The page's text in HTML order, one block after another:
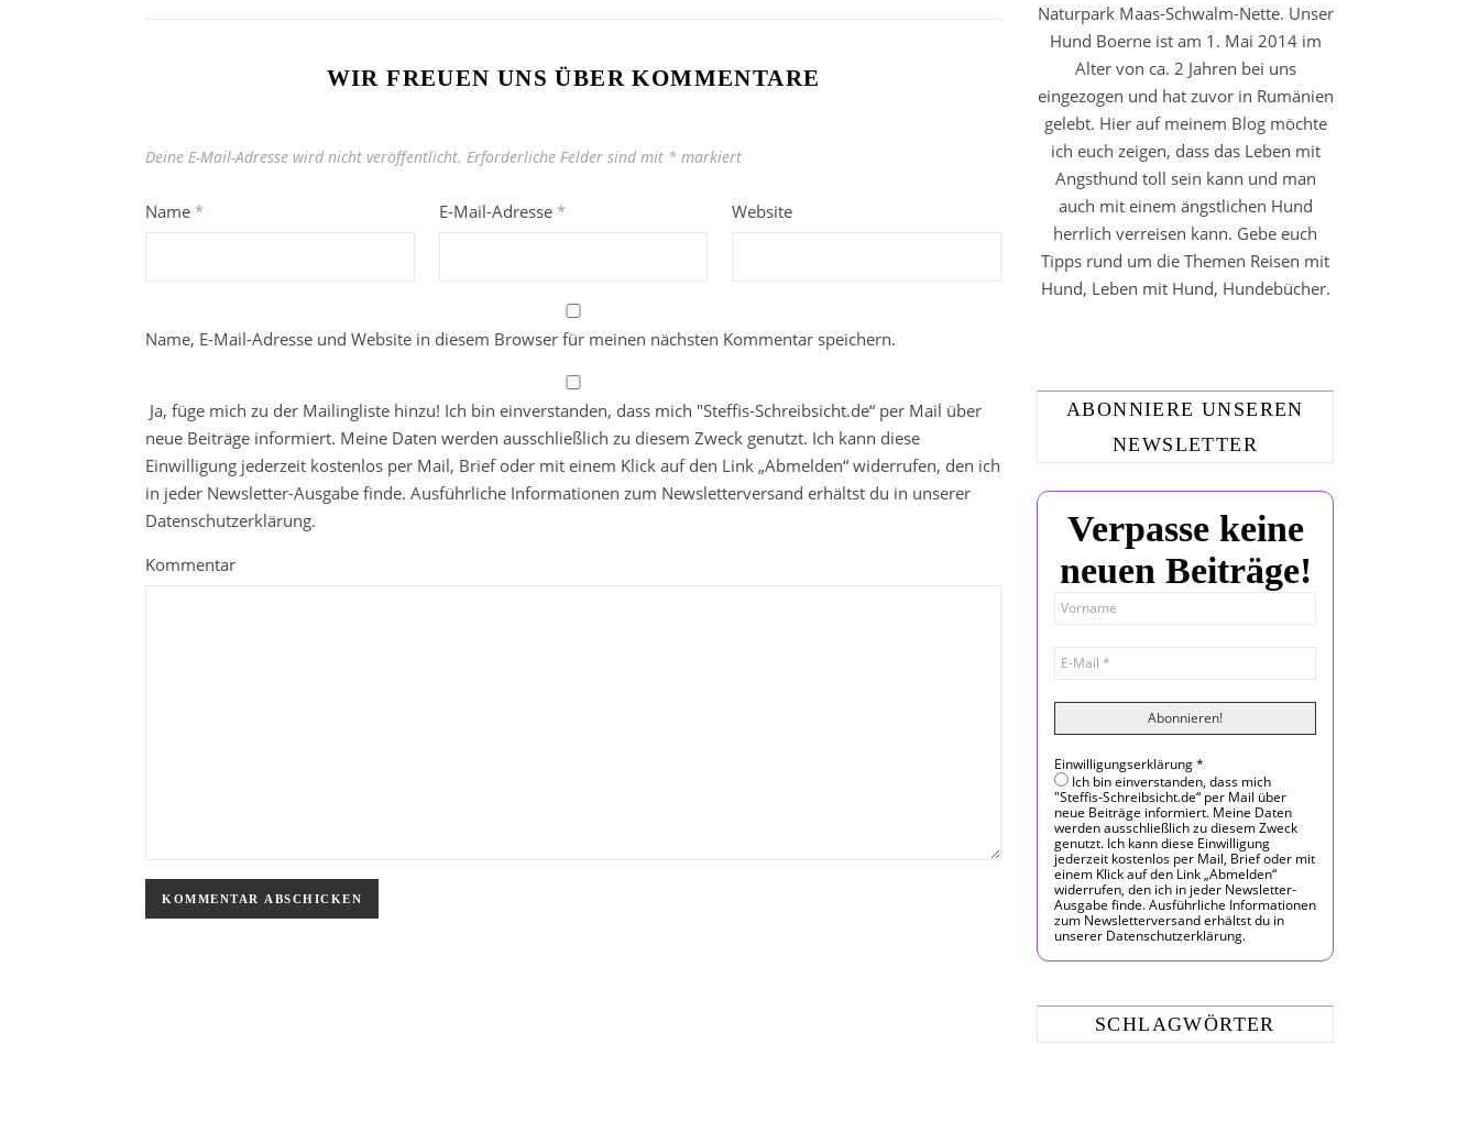
WIR FREUEN UNS ÜBER KOMMENTARE
Deine E-Mail-Adresse wird nicht veröffentlicht. Erforderliche Felder sind mit * markiert
Name * E-Mail-Adresse * Website
Name, E-Mail-Adresse und Website in diesem Browser für meinen nächsten Kommentar speichern.
Ja, füge mich zu der Mailingliste hinzu! Ich bin einverstanden, dass mich "Steffis-Schreibsicht.de“ per Mail über
neue Beiträge informiert. Meine Daten werden ausschließlich zu diesem Zweck genutzt. Ich kann diese
Einwilligung jederzeit kostenlos per Mail, Brief oder mit einem Klick auf den Link „Abmelden“ widerrufen, den ich
in jeder Newsletter-Ausgabe finde. Ausführliche Informationen zum Newsletterversand erhältst du in unserer
Datenschutzerklärung.
Kommentar
Naturpark Maas-Schwalm-Nette. Unser
Hund Boerne ist am 1. Mai 2014 im
Alter von ca. 2 Jahren bei uns
eingezogen und hat zuvor in Rumänien
gelebt. Hier auf meinem Blog möchte
ich euch zeigen, dass das Leben mit
Angsthund toll sein kann und man
auch mit einem ängstlichen Hund
herrlich verreisen kann. Gebe euch
Tipps rund um die Themen Reisen mit
Hund, Leben mit Hund, Hundebücher.
ABONNIERE UNSEREN
NEWSLETTER
Verpasse keine
neuen Beiträge!
Einwilligungserklärung*
Ich bin einverstanden, dass mich
"Steffis-Schreibsicht.de“ per Mail über
neue Beiträge informiert. Meine Daten
werden ausschließlich zu diesem Zweck
genutzt. Ich kann diese Einwilligung
jederzeit kostenlos per Mail, Brief oder mit
einem Klick auf den Link „Abmelden“
widerrufen, den ich in jeder Newsletter-
Ausgabe finde. Ausführliche Informationen
zum Newsletterversand erhältst du in
unserer Datenschutzerklärung.
SCHLAGWÖRTER